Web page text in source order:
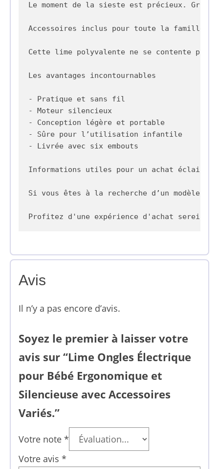
Le moment de la sieste est précieux.
Accessoires inclus pour toute la famille
Cette lime polyvalente ne se contente
Les avantages incontournables
- Pratique et sans fil
- Moteur silencieux
- Conception légère et portable
- Sûre pour l’utilisation infantile
- Livrée avec six embouts
Informations utiles pour un achat éclairé
Si vous êtes à la recherche d’un modèle
Avis
Il n’y a pas encore d’avis.
Soyez le premier à laisser votre
avis sur “Lime Ongles Électrique
pour Bébé Ergonomique et
Silencieuse avec Accessoires
Variés.”
Votre note *
Votre avis *